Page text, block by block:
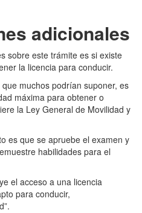
adicionales
sobre este trámite es si existe
la licencia para conducir.
muchos podrían suponer, es
máxima para obtener o
la Ley General de Movilidad y
es que se apruebe el examen y
habilidades para el
el acceso a una licencia
para conducir,